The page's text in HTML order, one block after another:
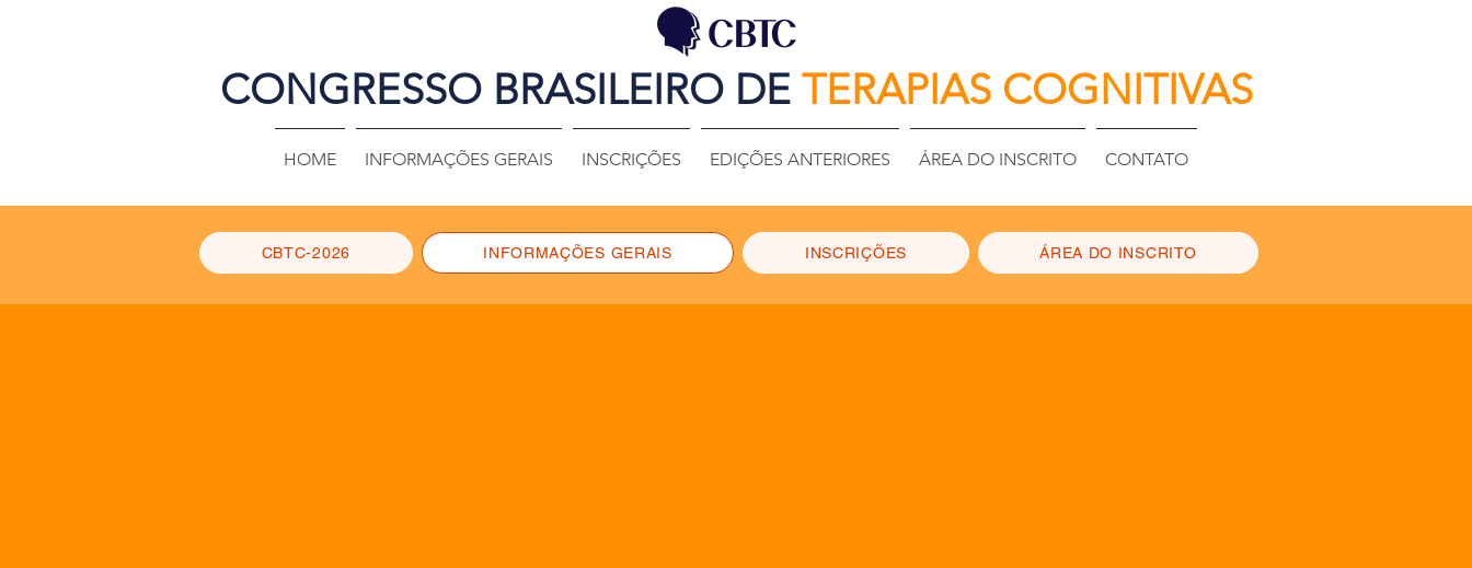
CONGRESSO BRASILEIRO DE TERAPIAS COGNITIVAS
HOME INFORMAÇÕES GERAIS INSCRIÇÕES EDIÇÕES ANTERIORES ÁREA DO INSCRITO CONTATO
CBTC-2026 INFORMAÇÕES GERAIS INSCRIÇÕES ÁREA DO INSCRITO